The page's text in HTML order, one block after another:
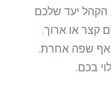
יעד שלכם
קצר או ארוך.
שפה אחרת.
בכם.